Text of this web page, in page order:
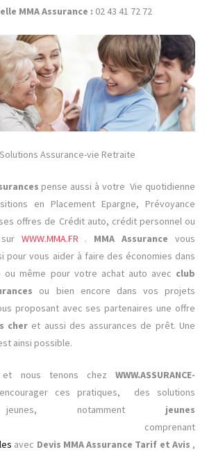
MMA Assurance : 02 43 41 72 72
Assurance-vie Retraite
pense aussi à votre Vie quotidienne
en
Placement Epargne, Prévoyance
offres de Crédit auto, crédit personnel ou
WWW.MMA.FR . MMA Assurance vous
pour vous aider à faire des économies dans
même pour votre achat auto avec club
ou bien encore dans vos projets
proposant avec ses partenaires une offre
cher et aussi des assurances de prêt. Une
ainsi possible.
nous tenons chez WWW.ASSURANCE-
ces pratiques, des solutions
jeunes, notamment jeunes
comprenant
avec Devis MMA Assurance Tarif et Avis ,